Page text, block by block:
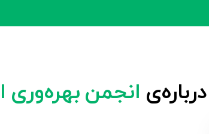
درباره‌ی انجمن بهره‌وری